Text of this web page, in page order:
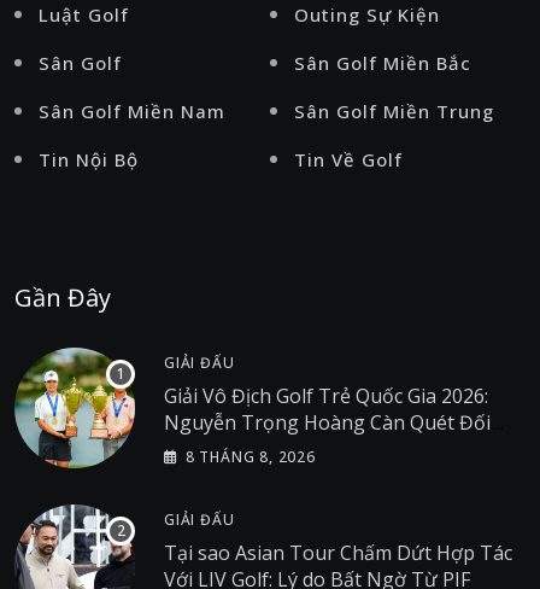
Luật Golf
Outing Sự Kiện
Sân Golf
Sân Golf Miền Bắc
Sân Golf Miền Nam
Sân Golf Miền Trung
Tin Nội Bộ
Tin Về Golf
Gần Đây
GIẢI ĐẤU
Giải Vô Địch Golf Trẻ Quốc Gia 2026:
Nguyễn Trọng Hoàng Càn Quét Đối
Thủ Tại Giải Golf Việt Nam
8 THÁNG 8, 2026
GIẢI ĐẤU
Tại sao Asian Tour Chấm Dứt Hợp Tác
Với LIV Golf: Lý do Bất Ngờ Từ PIF